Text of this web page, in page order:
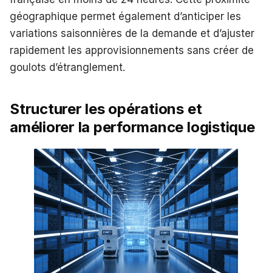
géographique permet également d’anticiper les
variations saisonnières de la demande et d’ajuster
rapidement les approvisionnements sans créer de
goulots d’étranglement.
Structurer les opérations et
améliorer la performance logistique